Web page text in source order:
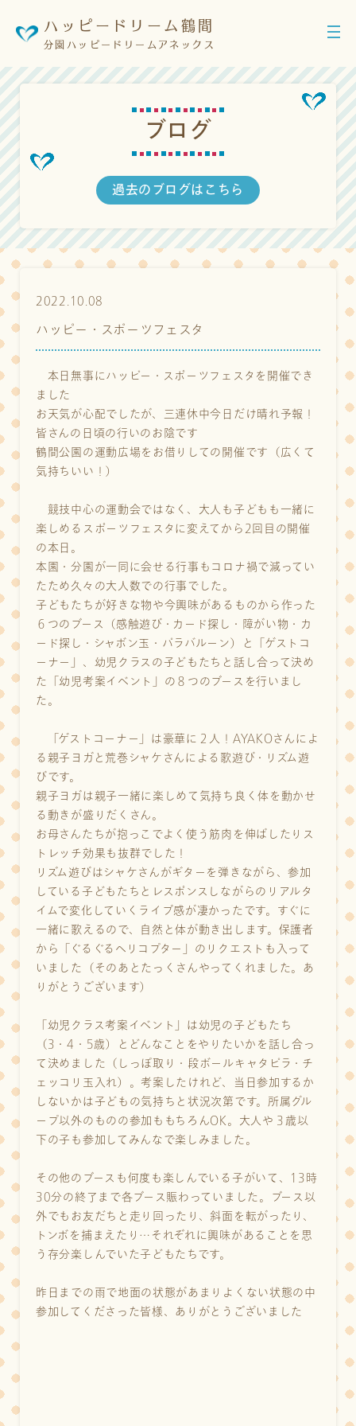
ハッピードリーム鶴間
分園ハッピードリームアネックス
ブロ グ
過去のブログはこちら
2022.10.08
ハッピー・スポーツフェスタ
本日無事にハッピー・スポーツフェスタを開催でき
ました
お天気が心配でしたが、三連休中今日だけ晴れ予報！
皆さんの日頃の行いのお陰です
鶴間公園の運動広場をお借りしての開催です（広くて
気持ちいい！）
競技中心の運動会ではなく、大人も子どもも一緒に
楽しめるスポーツフェスタに変えてから2回目の開催
の本日。
本園・分園が一同に会せる行事もコロナ禍で減ってい
たため久々の大人数での行事でした。
子どもたちが好きな物や今興味があるものから作った
６つのブース（感触遊び・カード探し・障がい物・カ
ード探し・シャボン玉・パラバルーン）と「ゲストコ
ーナー」、幼児クラスの子どもたちと話し合って決め
た「幼児考案イベント」の８つのブースを行いまし
た。
「ゲストコーナー」は豪華に２人！AYAKOさんによ
る親子ヨガと荒巻シャケさんによる歌遊び・リズム遊
びです。
親子ヨガは親子一緒に楽しめて気持ち良く体を動かせ
る動きが盛りだくさん。
お母さんたちが抱っこでよく使う筋肉を伸ばしたりス
トレッチ効果も抜群でした！
リズム遊びはシャケさんがギターを弾きながら、参加
している子どもたちとレスポンスしながらのリアルタ
イムで変化していくライブ感が凄かったです。すぐに
一緒に歌えるので、自然と体が動き出します。保護者
から「ぐるぐるヘリコプター」のリクエストも入って
いました（そのあとたっくさんやってくれました。あ
りがとうございます）
「幼児クラス考案イベント」は幼児の子どもたち
（3・4・5歳）とどんなことをやりたいかを話し合っ
て決めました（しっぽ取り・段ボールキャタピラ・チ
ェッコリ玉入れ）。考案したけれど、当日参加するか
しないかは子どもの気持ちと状況次第です。所属グル
ープ以外のものの参加ももちろんOK。大人や３歳以
下の子も参加してみんなで楽しみました。
その他のブースも何度も楽しんでいる子がいて、13時
30分の終了まで各ブース賑わっていました。ブース以
外でもお友だちと走り回ったり、斜面を転がったり、
トンボを捕まえたり…それぞれに興味があることを思
う存分楽しんでいた子どもたちです。
昨日までの雨で地面の状態があまりよくない状態の中
参加してくださった皆様、ありがとうございました